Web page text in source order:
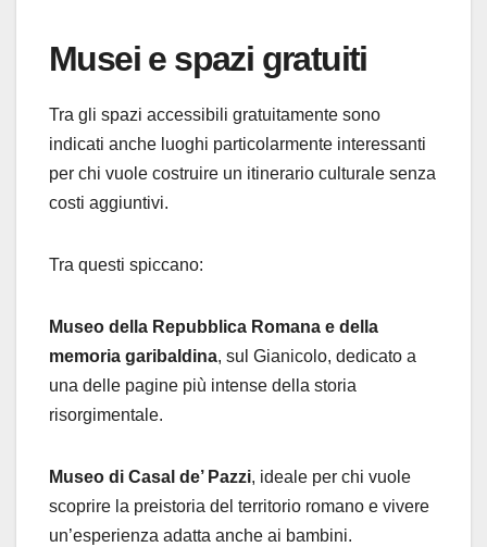
Musei e spazi gratuiti
Tra gli spazi accessibili gratuitamente sono
indicati anche luoghi particolarmente interessanti
per chi vuole costruire un itinerario culturale senza
costi aggiuntivi.
Tra questi spiccano:
Museo della Repubblica Romana e della
memoria garibaldina, sul Gianicolo, dedicato a
una delle pagine più intense della storia
risorgimentale.
Museo di Casal de’ Pazzi, ideale per chi vuole
scoprire la preistoria del territorio romano e vivere
un’esperienza adatta anche ai bambini.